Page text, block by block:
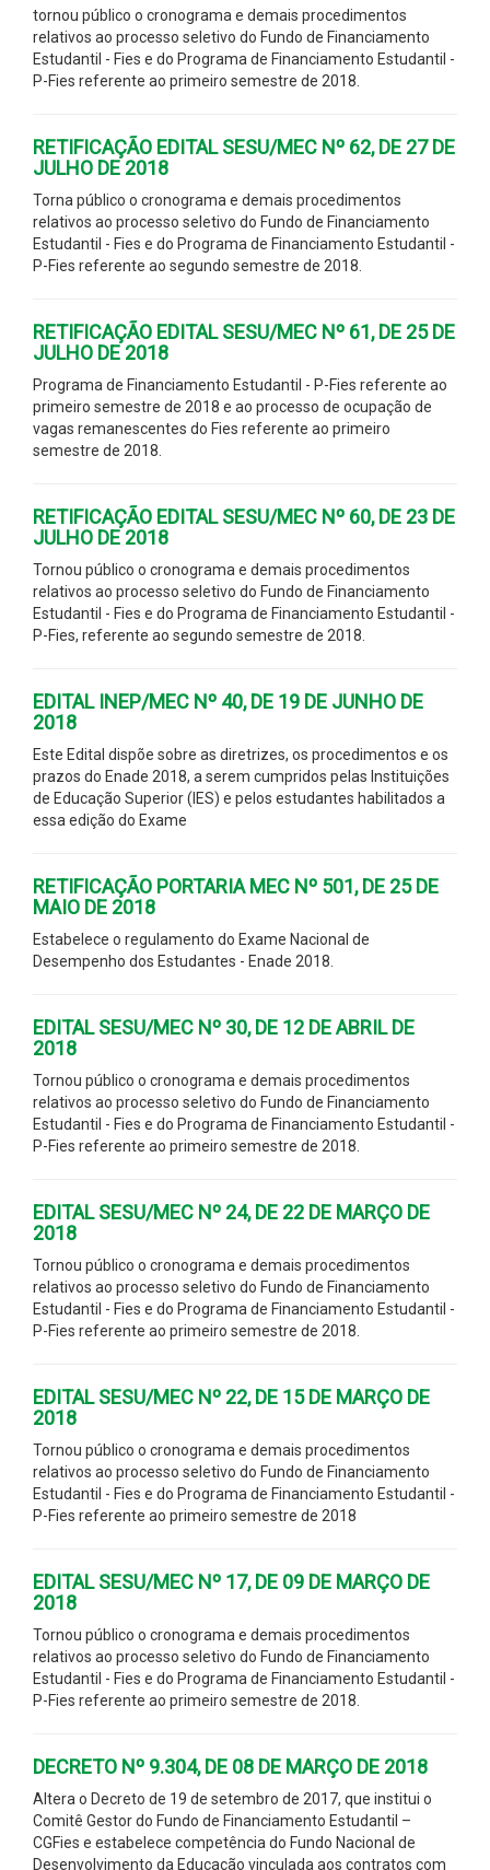
tornou público o cronograma e demais procedimentos
relativos ao processo seletivo do Fundo de Financiamento
Estudantil - Fies e do Programa de Financiamento Estudantil -
P-Fies referente ao primeiro semestre de 2018.
RETIFICAÇÃO EDITAL SESU/MEC Nº 62, DE 27 DE
JULHO DE 2018
Torna público o cronograma e demais procedimentos
relativos ao processo seletivo do Fundo de Financiamento
Estudantil - Fies e do Programa de Financiamento Estudantil -
P-Fies referente ao segundo semestre de 2018.
RETIFICAÇÃO EDITAL SESU/MEC Nº 61, DE 25 DE
JULHO DE 2018
Programa de Financiamento Estudantil - P-Fies referente ao
primeiro semestre de 2018 e ao processo de ocupação de
vagas remanescentes do Fies referente ao primeiro
semestre de 2018.
RETIFICAÇÃO EDITAL SESU/MEC Nº 60, DE 23 DE
JULHO DE 2018
Tornou público o cronograma e demais procedimentos
relativos ao processo seletivo do Fundo de Financiamento
Estudantil - Fies e do Programa de Financiamento Estudantil -
P-Fies, referente ao segundo semestre de 2018.
EDITAL INEP/MEC Nº 40, DE 19 DE JUNHO DE
2018
Este Edital dispõe sobre as diretrizes, os procedimentos e os
prazos do Enade 2018, a serem cumpridos pelas Instituições
de Educação Superior (IES) e pelos estudantes habilitados a
essa edição do Exame
RETIFICAÇÃO PORTARIA MEC Nº 501, DE 25 DE
MAIO DE 2018
Estabelece o regulamento do Exame Nacional de
Desempenho dos Estudantes - Enade 2018.
EDITAL SESU/MEC Nº 30, DE 12 DE ABRIL DE
2018
Tornou público o cronograma e demais procedimentos
relativos ao processo seletivo do Fundo de Financiamento
Estudantil - Fies e do Programa de Financiamento Estudantil -
P-Fies referente ao primeiro semestre de 2018.
EDITAL SESU/MEC Nº 24, DE 22 DE MARÇO DE
2018
Tornou público o cronograma e demais procedimentos
relativos ao processo seletivo do Fundo de Financiamento
Estudantil - Fies e do Programa de Financiamento Estudantil -
P-Fies referente ao primeiro semestre de 2018.
EDITAL SESU/MEC Nº 22, DE 15 DE MARÇO DE
2018
Tornou público o cronograma e demais procedimentos
relativos ao processo seletivo do Fundo de Financiamento
Estudantil - Fies e do Programa de Financiamento Estudantil -
P-Fies referente ao primeiro semestre de 2018
EDITAL SESU/MEC Nº 17, DE 09 DE MARÇO DE
2018
Tornou público o cronograma e demais procedimentos
relativos ao processo seletivo do Fundo de Financiamento
Estudantil - Fies e do Programa de Financiamento Estudantil -
P-Fies referente ao primeiro semestre de 2018.
DECRETO Nº 9.304, DE 08 DE MARÇO DE 2018
Altera o Decreto de 19 de setembro de 2017, que institui o
Comitê Gestor do Fundo de Financiamento Estudantil –
CGFies e estabelece competência do Fundo Nacional de
Desenvolvimento da Educação vinculada aos contratos com